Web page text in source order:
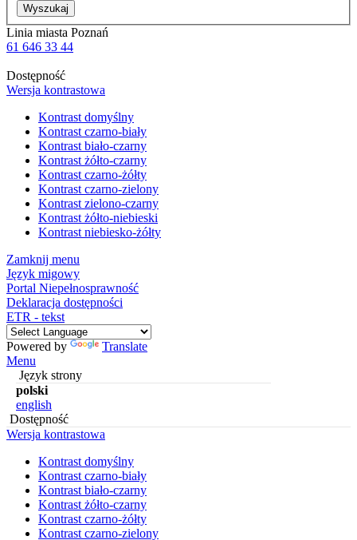
Wyszukaj
Linia miasta Poznań
61 646 33 44
Dostępność
Wersja kontrastowa
Kontrast domyślny
Kontrast czarno-biały
Kontrast biało-czarny
Kontrast żółto-czarny
Kontrast czarno-żółty
Kontrast czarno-zielony
Kontrast zielono-czarny
Kontrast żółto-niebieski
Kontrast niebiesko-żółty
Zamknij menu
Język migowy
Portal Niepełnosprawność
Deklaracja dostępności
ETR - tekst
Powered by
Translate
Menu
Język strony
polski
english
Dostępność
Wersja kontrastowa
Kontrast domyślny
Kontrast czarno-biały
Kontrast biało-czarny
Kontrast żółto-czarny
Kontrast czarno-żółty
Kontrast czarno-zielony